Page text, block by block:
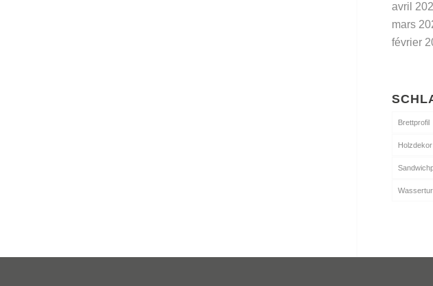
avril
mars
février
Brettprofil
Holzdekor